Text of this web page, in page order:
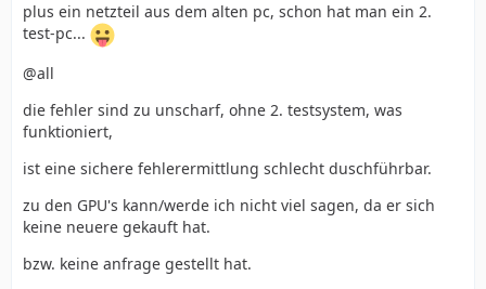
plus ein netzteil aus dem alten pc, schon hat man ein 2.
test-pc...
@all
die fehler sind zu unscharf, ohne 2. testsystem, was
funktioniert,
ist eine sichere fehlerermittlung schlecht duschführbar.
zu den GPU's kann/werde ich nicht viel sagen, da er sich
keine neuere gekauft hat.
bzw. keine anfrage gestellt hat.